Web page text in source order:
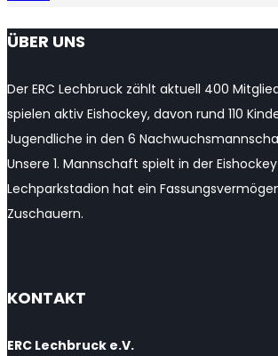
ÜBER UNS
Der ERC Lechbruck zählt aktuell 400
spielen aktiv Eishockey, davon rund 110
Jugendliche in den 6
Unsere 1. Mannschaft spielt in der
Lechparkstadion hat ein
Zuschauern.
KONTAKT
ERC Lechbruck e.V.